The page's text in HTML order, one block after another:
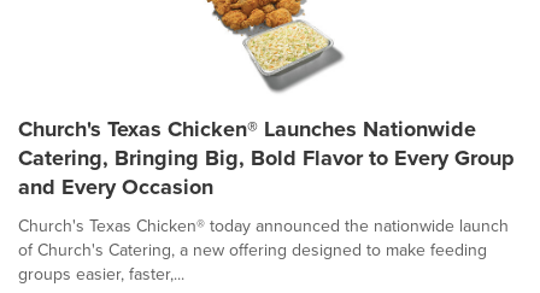
Church's Texas Chicken® Launches Nationwide
Catering, Bringing Big, Bold Flavor to Every Group
and Every Occasion
Church's Texas Chicken® today announced the nationwide launch
of Church's Catering, a new offering designed to make feeding
groups easier, faster,...